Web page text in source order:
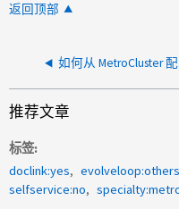
返回顶部
推荐文章
标签
doclink:yes
evolveloop:others
selfservice:no